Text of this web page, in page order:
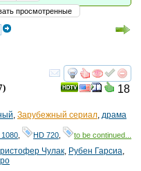
просмотренные
смотреть
18
Зарубежный сериал драма
HD 720 to be continued...
Чулак Рубен Гарсиа